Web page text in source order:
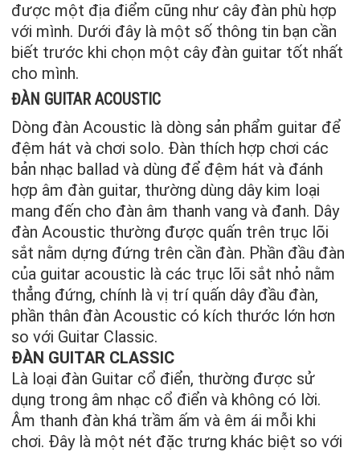
được một địa điểm cũng như cây đàn phù hợp
với mình. Dưới đây là một số thông tin bạn cần
biết trước khi chọn một cây đàn guitar tốt nhất
cho mình.
ĐÀN GUITAR ACOUSTIC
Dòng đàn Acoustic là dòng sản phẩm guitar để
đệm hát và chơi solo. Đàn thích hợp chơi các
bản nhạc ballad và dùng để đệm hát và đánh
hợp âm đàn guitar, thường dùng dây kim loại
mang đến cho đàn âm thanh vang và đanh. Dây
đàn Acoustic thường được quấn trên trục lõi
sắt nằm dựng đứng trên cần đàn. Phần đầu đàn
của guitar acoustic là các trục lõi sắt nhỏ nằm
thẳng đứng, chính là vị trí quấn dây đầu đàn,
phần thân đàn Acoustic có kích thước lớn hơn
so với Guitar Classic.
ĐÀN GUITAR CLASSIC
Là loại đàn Guitar cổ điển, thường được sử
dụng trong âm nhạc cổ điển và không có lời.
Âm thanh đàn khá trầm ấm và êm ái mỗi khi
chơi. Đây là một nét đặc trưng khác biệt so với